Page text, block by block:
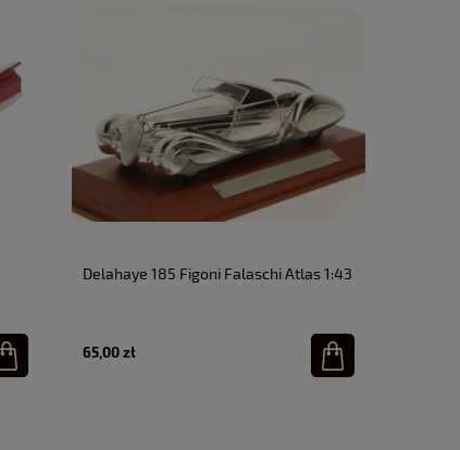
Delahaye 185 Figoni Falaschi Atlas 1:43
65,00 zł